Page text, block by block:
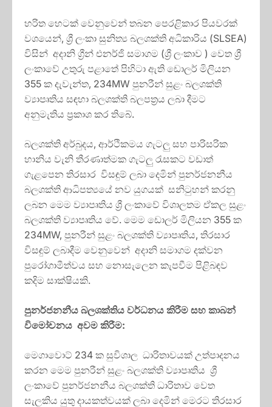
හරිත හෙටක් වෙනුවෙන් තබන පෙරළිකාර පියවරක්
වශයෙන්, ශ්‍රී ලංකා සුනිත්‍ය බලශක්ති අධිකාරිය (SLSEA)
විසින් අදානි ග්‍රීන් එනර්ජි සමාගම (ශ්‍රී ලංකාව ) වෙත ශ්‍රී
ලංකාවේ උතුරු පළාතේ පිහිටා ඇති ඩොලර් මිලියන
355 ක දැවැන්ත, 234MW පුනරීන් සුළං බලශක්ති
ව්‍යාපෘතිය සඳහා බලශක්ති බලපත්‍රය ලබා දීමට
අනුමැතිය ප්‍රකාශ කර තිබේ.
බලශක්ති අර්බුදය, ආර්ථිකමය ගැටලු සහ පාරිසරික
හානිය වැනි තීරණාත්මක ගැටලු රැසකට වඩාත්
ගැළපෙන තිරසාර විසඳුම් ලබා දෙමින් පුනර්ජනනීය
බලශක්ති ආධිපත්‍යයේ නව යුගයක් සනිටුහන් කරනු
ලබන මෙම ව්‍යාපෘතිය ශ්‍රී ලංකාවේ විශාලතම ඒකල සුළං
බලශක්ති ව්‍යාපෘතිය වේ. මෙම ඩොලර් මිලියන 355 ක
234MW, පුනරීන් සුළං බලශක්ති ව්‍යාපෘතිය, තිරසාර
විසඳුම් ලබාදීම වෙනුවෙන් අදානි සමාගම දක්වන
පුරෝගාමීත්වය සහ නොසැලෙන කැපවීම පිළිබඳව
කදිම සාක්ෂියකි.
පුනර්ජනනීය බලශක්තිය වර්ධනය කිරීම සහ කාබන්
විමෝචනය අවම කිරීම:
මෙගාවොට් 234 ක සුවිශාල ධාරිතාවයක් උත්පාදනය
කරන මෙම පුනරීන් සුළං බලශක්ති ව්‍යාපෘතිය ශ්‍රී
ලංකාවේ පුනර්ජනනීය බලශක්ති ධාරිතාව වෙත
සැලකිය යුතු දායකත්වයක් ලබා දෙමින් මෙරට තිරසාර